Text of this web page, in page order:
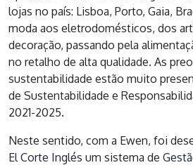
lojas no país: Lisboa, Porto, Gaia,
moda aos eletrodomésticos, dos
decoração, passando pela
no retalho de alta qualidade. As
sustentabilidade estão muito
de Sustentabilidade e
2021-2025.
Neste sentido, com a Ewen, foi
El Corte Inglés um sistema de